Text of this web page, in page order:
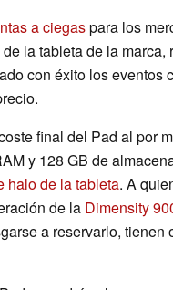
a ciegaspara los
la tableta de la
con éxito los eventos
final del Pad al por
y 128 GB de
halo de la tableta. A
de la Dimensity
a reservarlo, tienen